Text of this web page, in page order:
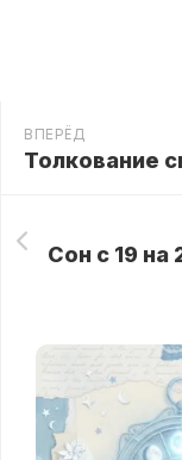
ВПЕРЁД